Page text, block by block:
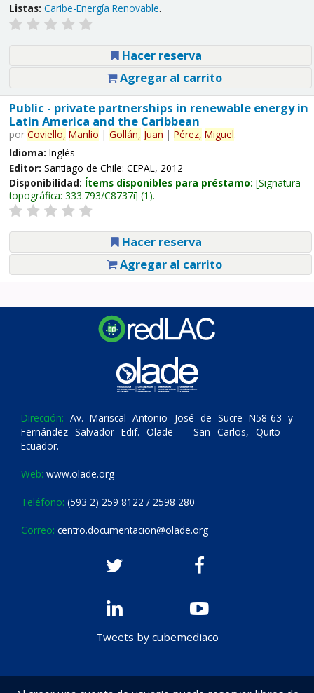
Listas: Caribe-Energía Renovable.
Hacer reserva
Agregar al carrito
Public - private partnerships in renewable energy in
Latin America and the Caribbean
por Coviello, Manlio | Gollán, Juan | Pérez, Miguel.
Idioma: Inglés
Editor: Santiago de Chile: CEPAL, 2012
Disponibilidad: Ítems disponibles para préstamo: Signatura
topográfica: 333.793/C8737i (1).
Hacer reserva
Agregar al carrito
Dirección: Av. Mariscal Antonio José de Sucre N58-63 y
Fernández Salvador Edif. Olade – San Carlos, Quito –
Ecuador.
Web: www.olade.org
Teléfono: (593 2) 259 8122 / 2598 280
Correo: centro.documentacion@olade.org
Tweets by cubemediaco